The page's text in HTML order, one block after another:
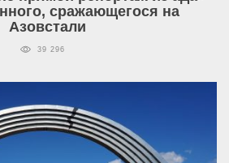
сражающегося на
Азовстали
39 296